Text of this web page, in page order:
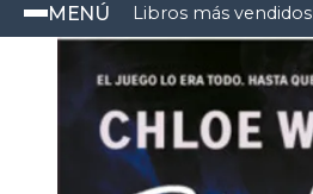
MENÚ Libros más vendidos